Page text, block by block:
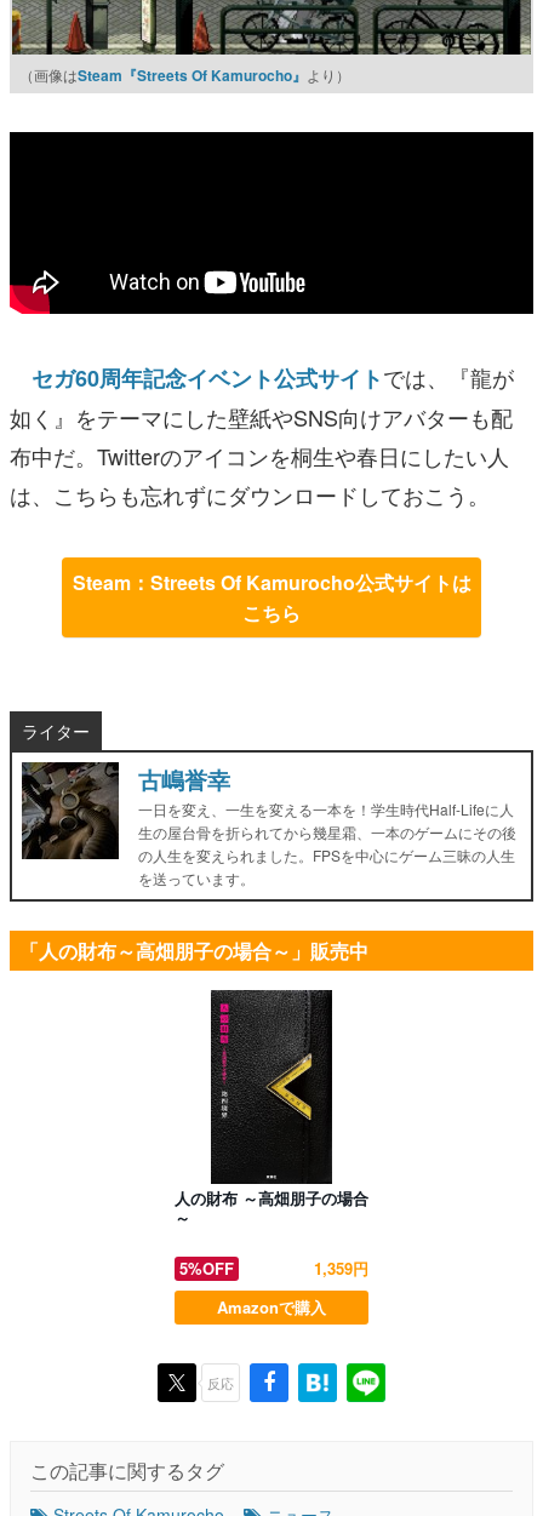
（画像はSteam『Streets Of Kamurocho』 より）
セガ60周年記念イベント公式サイトでは、『龍が
如く』をテーマにした壁紙やSNS向けアバターも配
布中だ。Twitterのアイコンを桐生や春日にしたい人
は、こちらも忘れずにダウンロードしておこう。
Steam：Streets Of Kamurocho公式サイトは
こちら
ライター
古嶋誉幸
一日を変え、一生を変える一本を！学生時代Half-Lifeに人
生の屋台骨を折られてから幾星霜、一本のゲームにその後
の人生を変えられました。FPSを中心にゲーム三昧の人生
を送っています。
「人の財布～高畑朋子の場合～」販売中
人の財布 ～高畑朋子の場合
～
5%OFF
1,359円
Amazonで購入
反応
この記事に関するタグ